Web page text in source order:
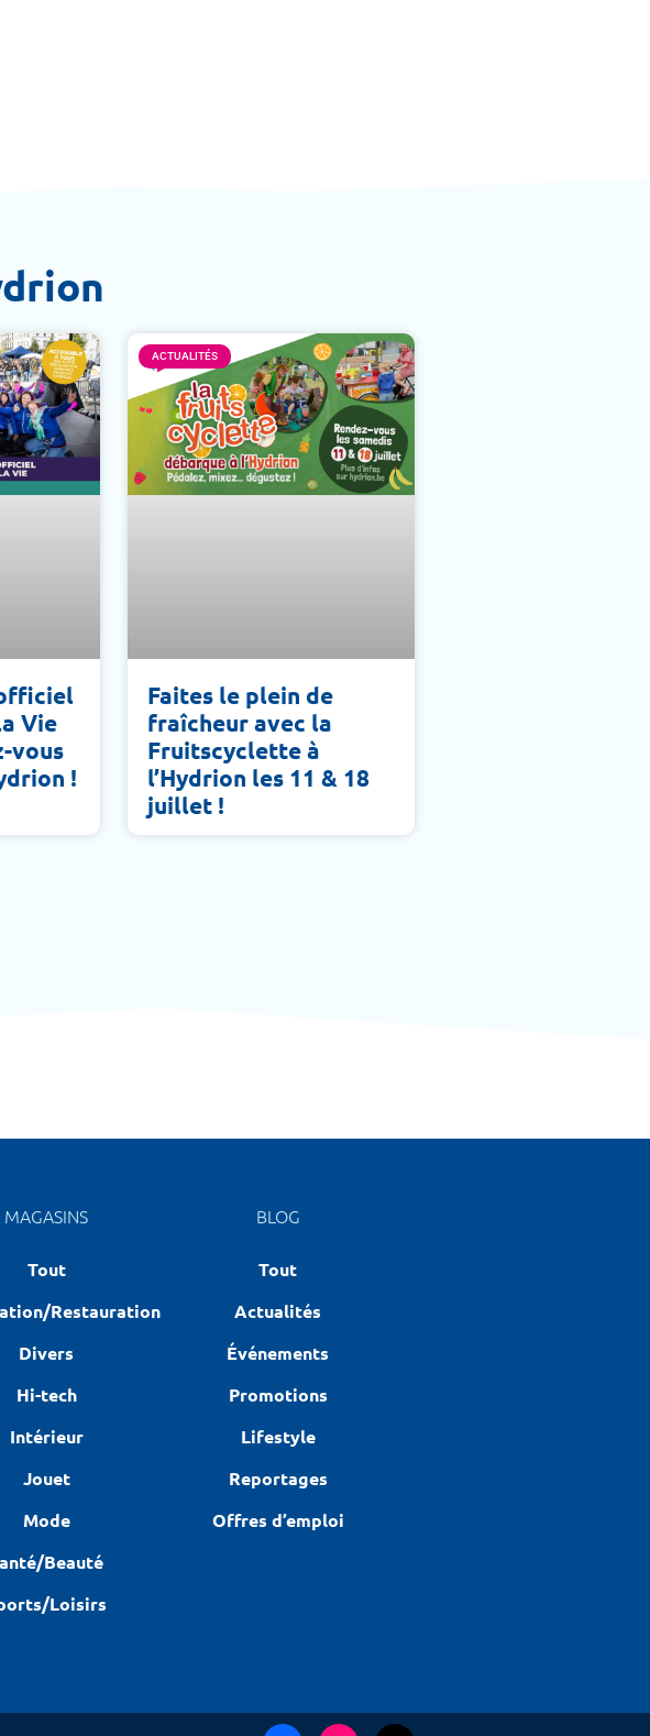
Vie
vous
!
ACTUALITÉS
Faites le plein de
fraîcheur avec la
Fruitscyclette à
l’Hydrion les 11 & 18
juillet !
MAGASINS
Tout
Restauration
Divers
Hi-tech
Intérieur
Jouet
Mode
Beauté
Loisirs
BLOG
Tout
Actualités
Événements
Promotions
Lifestyle
Reportages
Offres d’emploi